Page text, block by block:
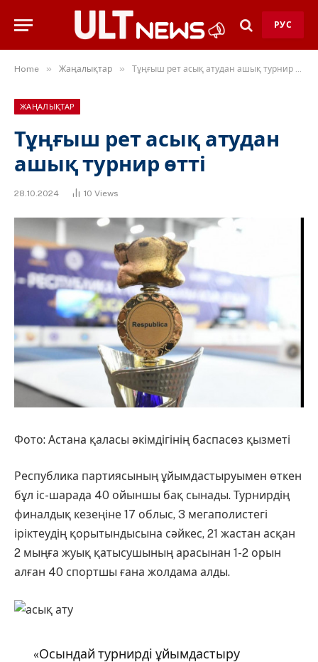
РУС
Home » Жаңалықтар » Тұңғыш рет асық атудан ашық турнир өтті
ЖАҢАЛЫҚТАР
Тұңғыш рет асық атудан
ашық турнир өтті
28.10.2024 10 Views
Фото: Астана қаласы әкімдігінің баспасөз қызметі
Республика партиясының ұйымдастыруымен өткен
бұл іс-шарада 40 ойыншы бақ сынады. Турнирдің
финалдық кезеңіне 17 облыс, 3 мегаполистегі
іріктеудің қорытындысына сәйкес, 21 жастан асқан
2 мыңға жуық қатысушының арасынан 1-2 орын
алған 40 спортшы ғана жолдама алды.
«Осындай турнирді ұйымдастыру